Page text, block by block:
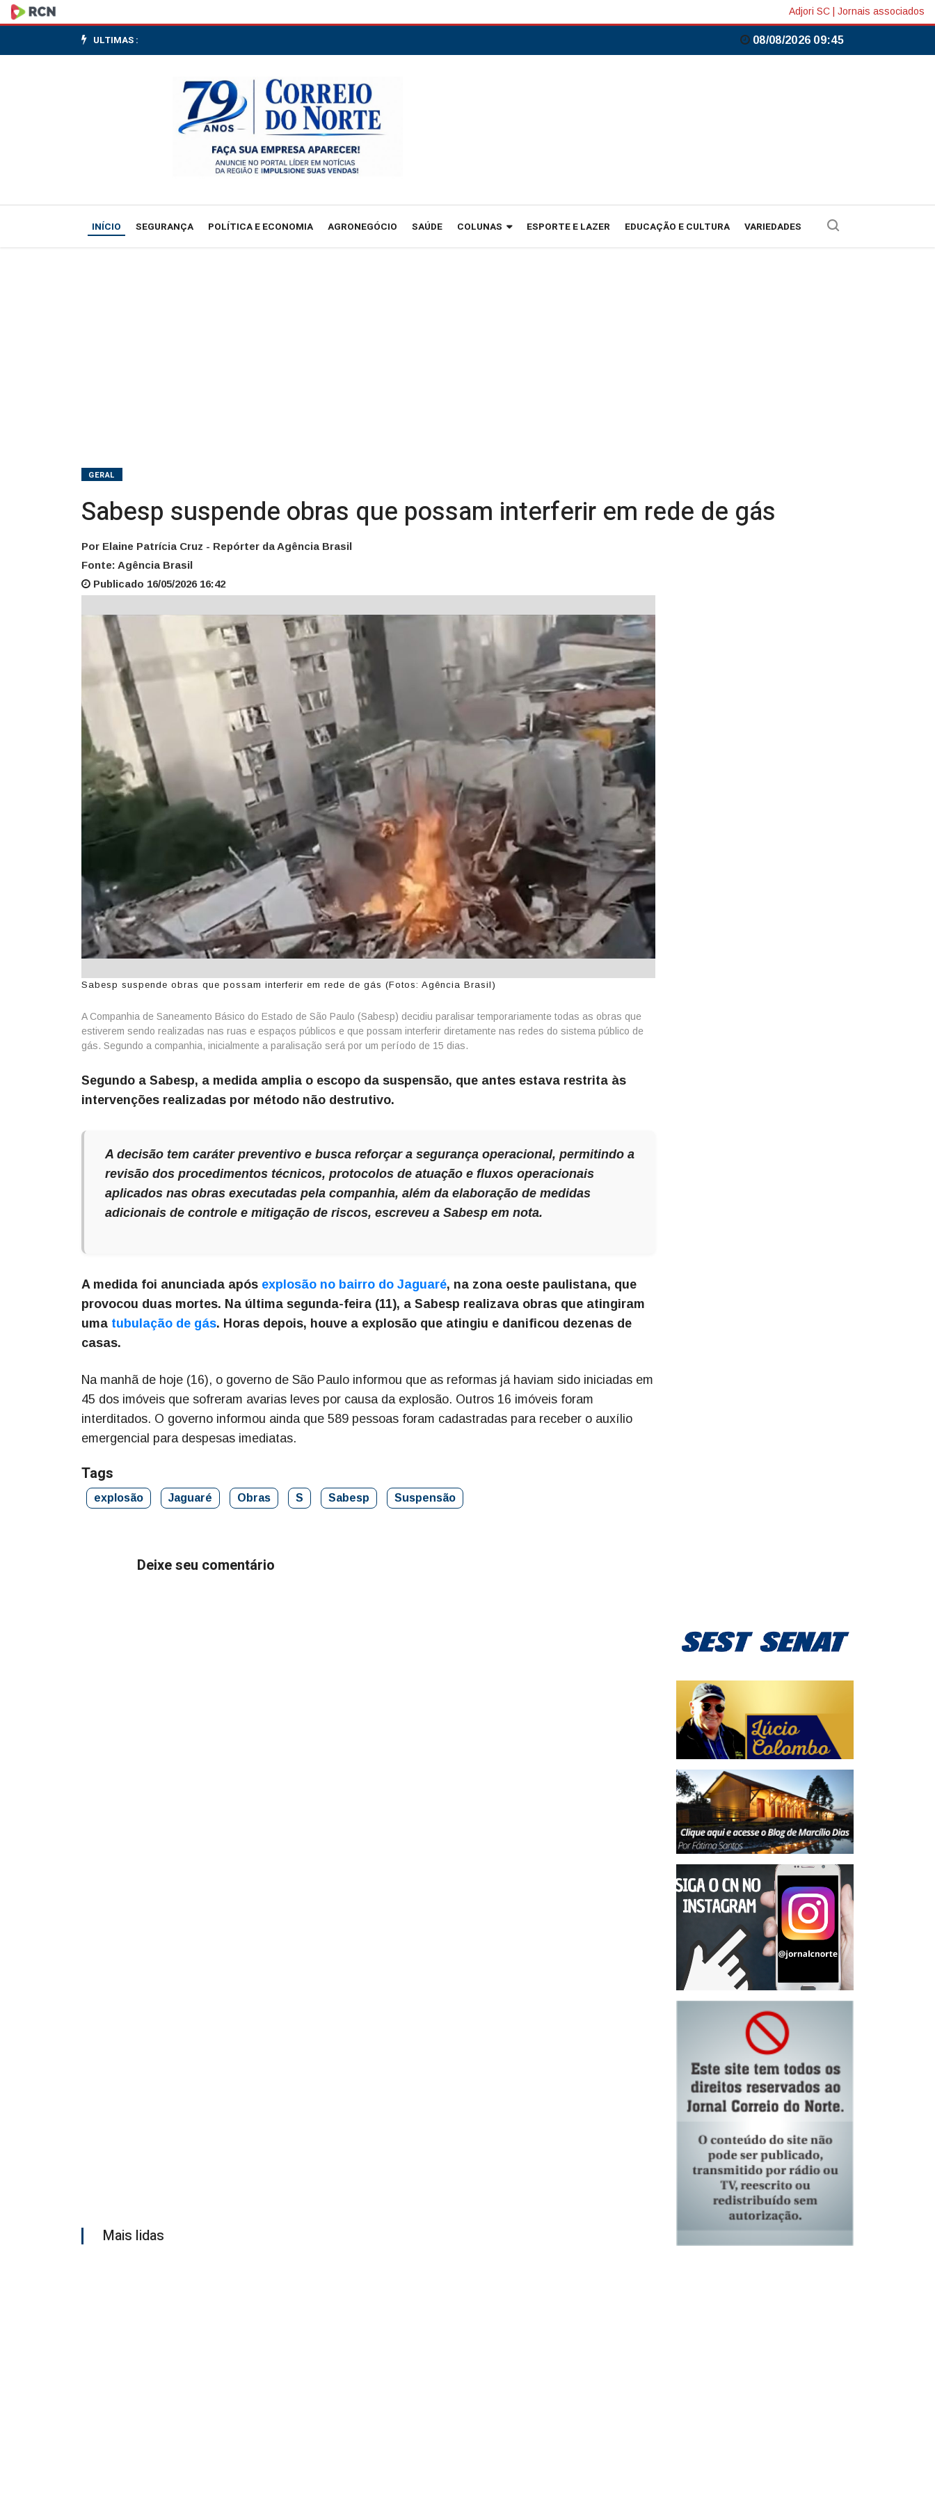
Sabesp
suspende
em
Adjori SC Jornais associados
ULTIMAS : 08/08/2026 09:45
INÍCIO SEGURANÇA POLÍTICA E ECONOMIA AGRONEGÓCIO SAÚDE COLUNAS ESPORTE E LAZER EDUCAÇÃO E CULTURA VARIEDADES
GERAL
Sabesp suspende obras que possam interferir em rede de gás
Por Elaine Patrícia Cruz - Repórter da Agência Brasil
Fonte: Agência Brasil
Publicado 16/05/2026 16:42
Sabesp suspende obras que possam interferir em rede de gás (Fotos: Agência Brasil)
A Companhia de Saneamento Básico do Estado de São Paulo (Sabesp) decidiu paralisar temporariamente todas as obras que
estiverem sendo realizadas nas ruas e espaços públicos e que possam interferir diretamente nas redes do sistema público de
gás. Segundo a companhia, inicialmente a paralisação será por um período de 15 dias.
Segundo a Sabesp, a medida amplia o escopo da suspensão, que antes estava restrita às
intervenções realizadas por método não destrutivo.
A decisão tem caráter preventivo e busca reforçar a segurança operacional, permitindo a
revisão dos procedimentos técnicos, protocolos de atuação e fluxos operacionais
aplicados nas obras executadas pela companhia, além da elaboração de medidas
adicionais de controle e mitigação de riscos, escreveu a Sabesp em nota.
A medida foi anunciada após explosão no bairro do Jaguaré, na zona oeste paulistana, que
provocou duas mortes. Na última segunda-feira (11), a Sabesp realizava obras que atingiram
uma tubulação de gás. Horas depois, houve a explosão que atingiu e danificou dezenas de
casas.
Na manhã de hoje (16), o governo de São Paulo informou que as reformas já haviam sido iniciadas em
45 dos imóveis que sofreram avarias leves por causa da explosão. Outros 16 imóveis foram
interditados. O governo informou ainda que 589 pessoas foram cadastradas para receber o auxílio
emergencial para despesas imediatas.
Tags
explosão Jaguaré Obras S Sabesp Suspensão
Deixe seu comentário
Mais lidas